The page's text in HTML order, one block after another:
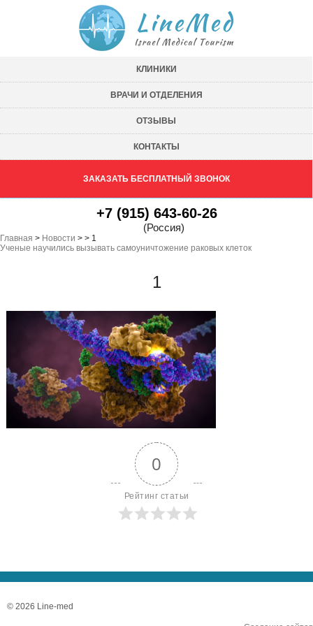
КЛИНИКИ
ВРАЧИ И ОТДЕЛЕНИЯ
ОТЗЫВЫ
КОНТАКТЫ
ЗАКАЗАТЬ БЕСПЛАТНЫЙ ЗВОНОК
+7 (915) 643-60-26
(Россия)
Главная > Новости >
Ученые научились вызывать самоуничтожение раковых клеток
> 1
1
0
Рейтинг статьи
© 2026 Line-med